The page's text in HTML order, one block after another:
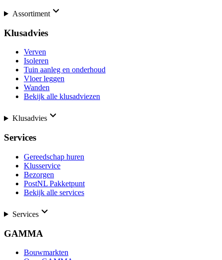
Assortiment
Klusadvies
Verven
Isoleren
Tuin aanleg en onderhoud
Vloer leggen
Wanden
Bekijk alle klusadviezen
Klusadvies
Services
Gereedschap huren
Klusservice
Bezorgen
PostNL Pakketpunt
Bekijk alle services
Services
GAMMA
Bouwmarkten